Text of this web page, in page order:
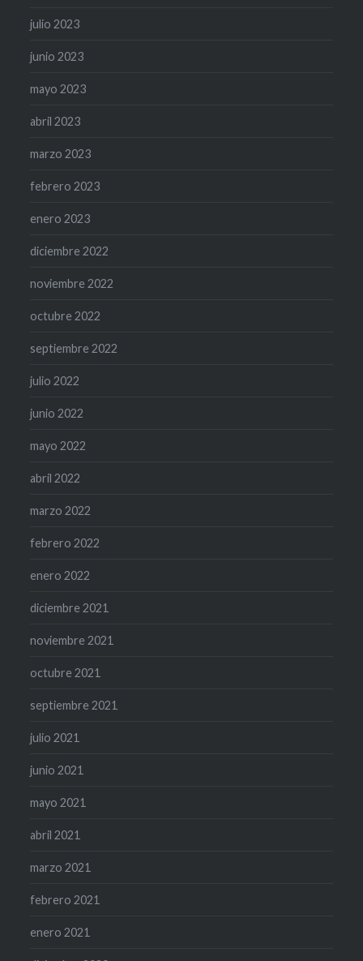
julio 2023
junio 2023
mayo 2023
abril 2023
marzo 2023
febrero 2023
enero 2023
diciembre 2022
noviembre 2022
octubre 2022
septiembre 2022
julio 2022
junio 2022
mayo 2022
abril 2022
marzo 2022
febrero 2022
enero 2022
diciembre 2021
noviembre 2021
octubre 2021
septiembre 2021
julio 2021
junio 2021
mayo 2021
abril 2021
marzo 2021
febrero 2021
enero 2021